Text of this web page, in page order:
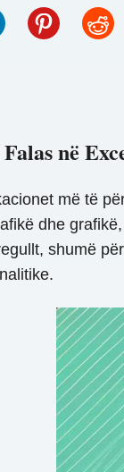
në
më të
dhe
shumë